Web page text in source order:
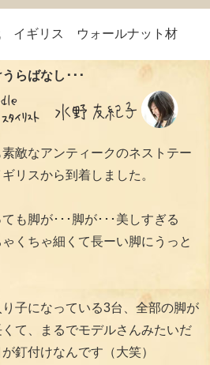
イギリス ウォールナット材
らばなし･･･
素敵なアンティークのネストテー
リスから到着しました。
も脚が･･･脚が･･･美しすぎる
ゃくちゃ細くて長ーい脚にうっと
り子になっている3台、全部の脚が
て、まるでモデルさんみたいだ
釘付けなんです（大笑）